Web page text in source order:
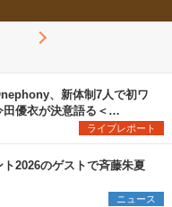
、新体制7人で初ワ
優衣が決意語る＜
Live はじまりの夏
ライブレポート
2026のゲストで斉藤朱夏
ニュース